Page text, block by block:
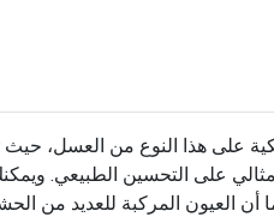
على هذا النوع من العسل، حيث
على التحسين الطبيعي.
أن العيون المركبة للعديد